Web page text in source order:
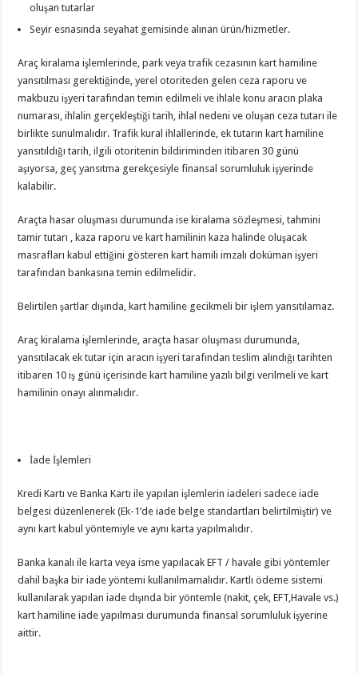
oluşan tutarlar
Seyir esnasında seyahat gemisinde alınan ürün/hizmetler.
Araç kiralama işlemlerinde, park veya trafik cezasının kart hamiline
yansıtılması gerektiğinde, yerel otoriteden gelen ceza raporu ve
makbuzu işyeri tarafından temin edilmeli ve ihlale konu aracın plaka
numarası, ihlalin gerçekleştiği tarih, ihlal nedeni ve oluşan ceza tutarı ile
birlikte sunulmalıdır. Trafik kural ihlallerinde, ek tutarın kart hamiline
yansıtıldığı tarih, ilgili otoritenin bildiriminden itibaren 30 günü
aşıyorsa, geç yansıtma gerekçesiyle finansal sorumluluk işyerinde
kalabilir.
Araçta hasar oluşması durumunda ise kiralama sözleşmesi, tahmini
tamir tutarı , kaza raporu ve kart hamilinin kaza halinde oluşacak
masrafları kabul ettiğini gösteren kart hamili imzalı doküman işyeri
tarafından bankasına temin edilmelidir.
Belirtilen şartlar dışında, kart hamiline gecikmeli bir işlem yansıtılamaz.
Araç kiralama işlemlerinde, araçta hasar oluşması durumunda,
yansıtılacak ek tutar için aracın işyeri tarafından teslim alındığı tarihten
itibaren 10 iş günü içerisinde kart hamiline yazılı bilgi verilmeli ve kart
hamilinin onayı alınmalıdır.
İade İşlemleri
Kredi Kartı ve Banka Kartı ile yapılan işlemlerin iadeleri sadece iade
belgesi düzenlenerek (Ek-1’de iade belge standartları belirtilmiştir) ve
aynı kart kabul yöntemiyle ve aynı karta yapılmalıdır.
Banka kanalı ile karta veya isme yapılacak EFT / havale gibi yöntemler
dahil başka bir iade yöntemi kullanılmamalıdır. Kartlı ödeme sistemi
kullanılarak yapılan iade dışında bir yöntemle (nakit, çek, EFT,Havale vs.)
kart hamiline iade yapılması durumunda finansal sorumluluk işyerine
aittir.